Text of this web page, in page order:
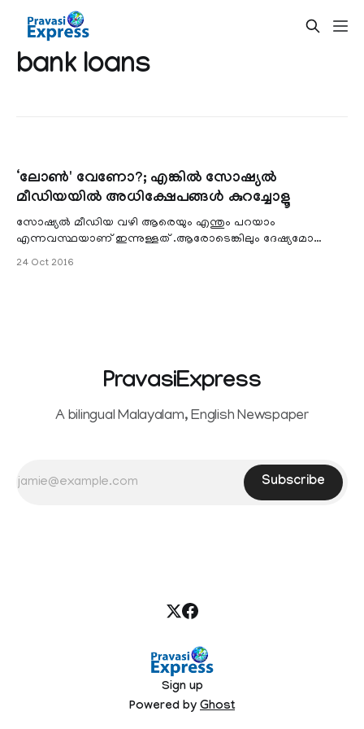
bank loans
‘ലോണ്‍' വേണോ?; എങ്കില്‍ സോഷ്യല്‍
മീഡിയയില്‍ അധിക്ഷേപങ്ങള്‍ കുറച്ചോളൂ
സോഷ്യല്‍ മീഡിയ വഴി ആരെയും എന്തും പറയാം
എന്നവസ്ഥയാണ് ഇന്നുള്ളത് .ആരോടെങ്കിലും ദേഷ്യമോ
വൈരാഗ്യമോ ഉണ്ടെങ്കില്‍ ഇപ്പോള്‍ സോഷ്യല്‍ മീഡിയ വഴി
24 Oct 2016
PravasiExpress
A bilingual Malayalam, English Newspaper
Subscribe
Sign up
Powered by Ghost